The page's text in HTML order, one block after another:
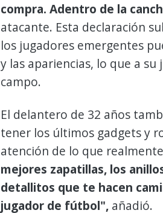
compra. Adentro de la
atacante. Esta declaración
los jugadores emergentes
y las apariencias, lo que a
campo.
El delantero de 32 años
tener los últimos gadgets y
atención de lo que
mejores zapatillas, los
detallitos que te hacen
jugador de fútbol", añadió.